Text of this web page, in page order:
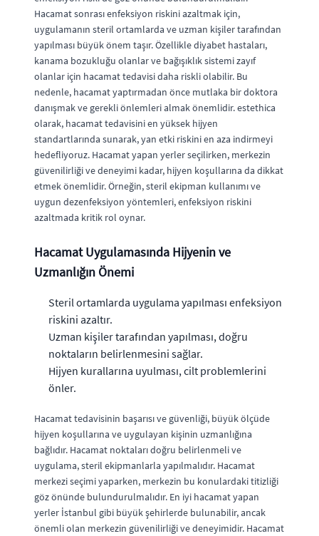
Hacamat sonrası enfeksiyon riskini azaltmak için,
uygulamanın steril ortamlarda ve uzman kişiler tarafından
yapılması büyük önem taşır. Özellikle diyabet hastaları,
kanama bozukluğu olanlar ve bağışıklık sistemi zayıf
olanlar için hacamat tedavisi daha riskli olabilir. Bu
nedenle, hacamat yaptırmadan önce mutlaka bir doktora
danışmak ve gerekli önlemleri almak önemlidir. estethica
olarak, hacamat tedavisini en yüksek hijyen
standartlarında sunarak, yan etki riskini en aza indirmeyi
hedefliyoruz. Hacamat yapan yerler seçilirken, merkezin
güvenilirliği ve deneyimi kadar, hijyen koşullarına da dikkat
etmek önemlidir. Örneğin, steril ekipman kullanımı ve
uygun dezenfeksiyon yöntemleri, enfeksiyon riskini
azaltmada kritik rol oynar.
Hacamat Uygulamasında Hijyenin ve
Uzmanlığın Önemi
Steril ortamlarda uygulama yapılması enfeksiyon
riskini azaltır.
Uzman kişiler tarafından yapılması, doğru
noktaların belirlenmesini sağlar.
Hijyen kurallarına uyulması, cilt problemlerini
önler.
Hacamat tedavisinin başarısı ve güvenliği, büyük ölçüde
hijyen koşullarına ve uygulayan kişinin uzmanlığına
bağlıdır. Hacamat noktaları doğru belirlenmeli ve
uygulama, steril ekipmanlarla yapılmalıdır. Hacamat
merkezi seçimi yaparken, merkezin bu konulardaki titizliği
göz önünde bulundurulmalıdır. En iyi hacamat yapan
yerler İstanbul gibi büyük şehirlerde bulunabilir, ancak
önemli olan merkezin güvenilirliği ve deneyimidir. Hacamat